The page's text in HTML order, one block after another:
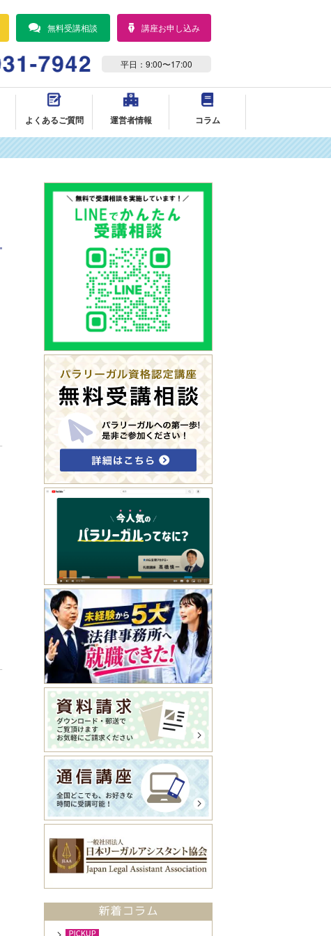
無料受講相談 講座お申し込み
平日：9:00〜17:00
よくあるご質問 運営者情報 コラム